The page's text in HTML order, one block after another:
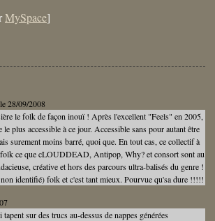
MySpace]
, le 28/09/2008
le folk de façon inouï ! Après l'excellent "Feels" en 2005,
plus accessible à ce jour. Accessible sans pour autant être
surement moins barré, quoi que. En tout cas, ce collectif à
folk ce que cLOUDDEAD, Antipop, Why? et consort sont au
créative et hors des parcours ultra-balisés du genre !
identifié) folk et c'est tant mieux. Pourvue qu'sa dure !!!!!
sur des trucs au-dessus de nappes générées